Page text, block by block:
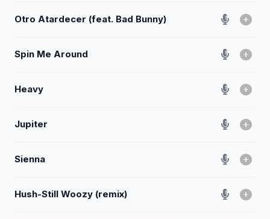
Otro Atardecer (feat. Bad Bunny)
Spin Me Around
Heavy
Jupiter
Sienna
Hush-Still Woozy (remix)